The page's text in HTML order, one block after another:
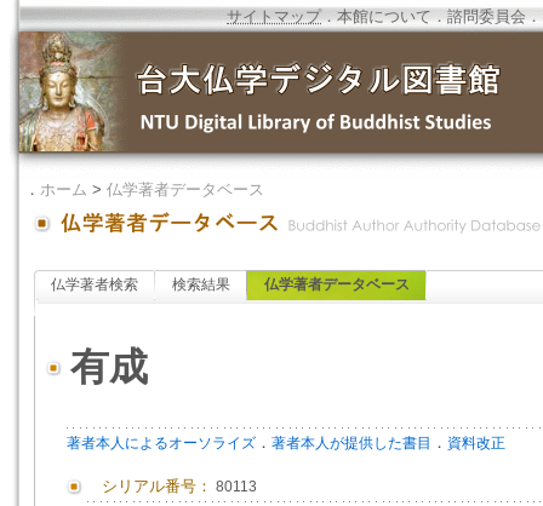
サイトマップ．本館について ．諮問委員会 ．
． ホーム > 仏学著者データベース
仏学著者検索 検索結果 仏学著者データベース
有成
著者本人によるオーソライズ ． 著者本人が提供した書目 ． 資料改正
シリアル番号： 80113